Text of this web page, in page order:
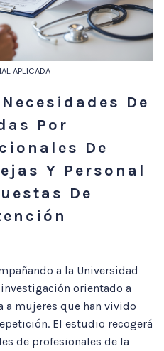
APLICADA
De
Por
De
Y Personal
De
a la Universidad
orientado a
a mujeres que han vivido
El estudio recogerá
de profesionales de la